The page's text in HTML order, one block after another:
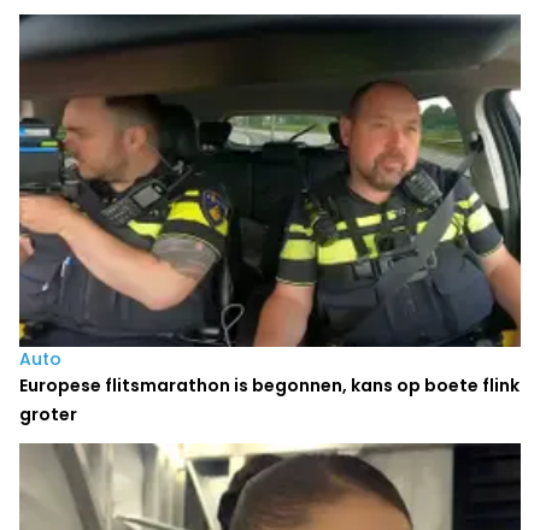
Auto
Europese flitsmarathon is begonnen, kans op boete flink
groter